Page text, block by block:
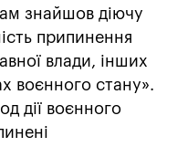
знайшов діючу
припинення
влади, інших
воєнного стану».
дії воєнного